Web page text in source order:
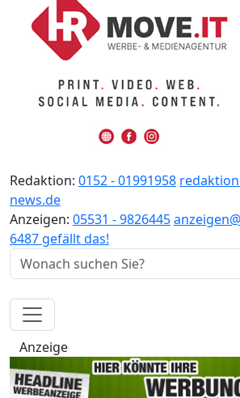
Redaktion: 0152 - 01991958
news.de
Anzeigen: 05531 - 9826445
6487 gefällt das!
Anzeige